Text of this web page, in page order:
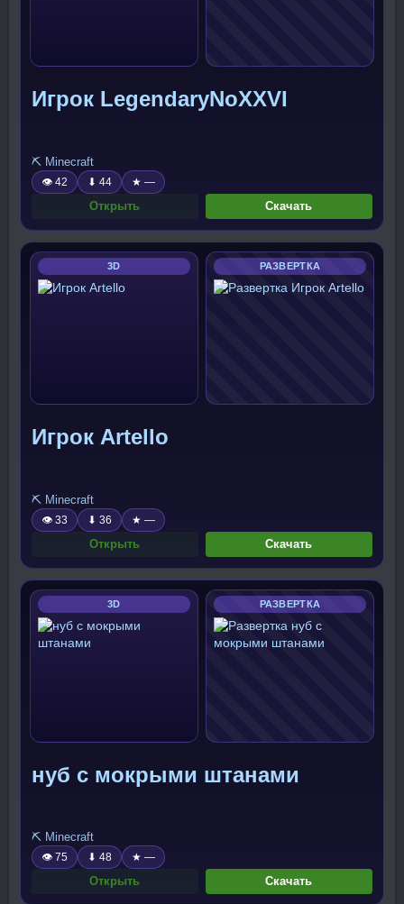
Игрок LegendaryNoXXVI
⛏️ Minecraft
👁 42 ⬇ 44 ★ —
Открыть Скачать
3D РАЗВЕРТКА
Игрок Artello
⛏️ Minecraft
👁 33 ⬇ 36 ★ —
Открыть Скачать
3D РАЗВЕРТКА
нуб с мокрыми штанами
⛏️ Minecraft
👁 75 ⬇ 48 ★ —
Открыть Скачать